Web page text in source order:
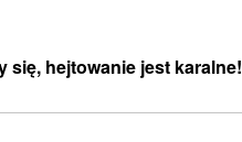
się, hejtowanie jest karalne!